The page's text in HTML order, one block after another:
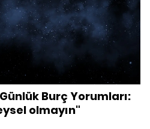
Burç Yorumları:
olmayın"